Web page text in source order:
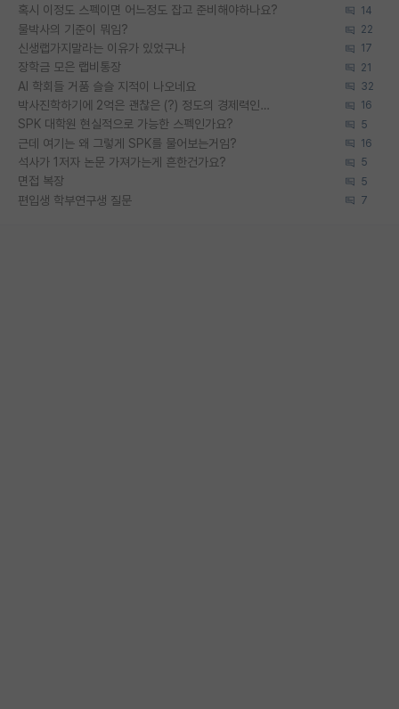
혹시 이정도 스펙이면 어느정도 잡고 준비해야하나요? 14
물박사의 기준이 뭐임? 22
신생랩가지말라는 이유가 있었구나 17
장학금 모은 랩비통장 21
AI 학회들 거품 슬슬 지적이 나오네요 32
박사진학하기에 2억은 괜찮은 (?) 정도의 경제력인가요 16
SPK 대학원 현실적으로 가능한 스펙인가요? 5
근데 여기는 왜 그렇게 SPK를 물어보는거임? 16
석사가 1저자 논문 가져가는게 흔한건가요? 5
면접 복장 5
편입생 학부연구생 질문 7